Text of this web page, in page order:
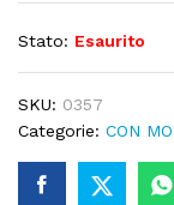
Stato: Esaurito
SKU: 0357
Categorie: CON